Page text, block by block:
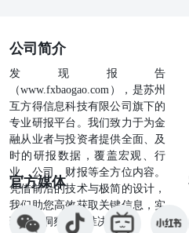
压榨利润
公司简介
发现报告
（www.fxbaogao.com），是苏州
互方得信息科技有限公司旗下的
专业研报平台。我们致力于为金
融从业者与投资者提供全面、及
时的研报数据，覆盖宏观、行
业、公司、财报等全方位内容。
凭借前沿的技术与极简的设计，
我们助您高效获取关键信息，实
现深度洞察与精准决策。
官方媒体